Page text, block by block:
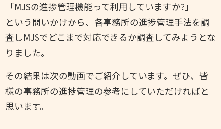
「MJSの進捗管理機能って利用していますか?」
という問いかけから、各事務所の進捗管理手法を調
査しMJSでどこまで対応できるか調査してみようとな
りました。
その結果は次の動画でご紹介しています。ぜひ、皆
様の事務所の進捗管理の参考にしていただければと
思います。